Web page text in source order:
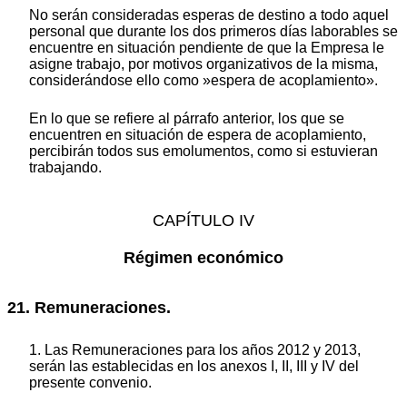
No serán consideradas esperas de destino a todo aquel
personal que durante los dos primeros días laborables se
encuentre en situación pendiente de que la Empresa le
asigne trabajo, por motivos organizativos de la misma,
considerándose ello como »espera de acoplamiento».
En lo que se refiere al párrafo anterior, los que se
encuentren en situación de espera de acoplamiento,
percibirán todos sus emolumentos, como si estuvieran
trabajando.
CAPÍTULO IV
Régimen económico
21. Remuneraciones.
1. Las Remuneraciones para los años 2012 y 2013,
serán las establecidas en los anexos I, II, III y IV del
presente convenio.